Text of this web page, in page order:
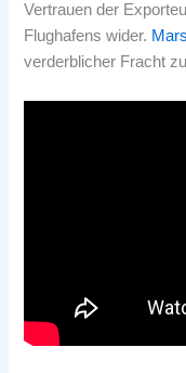
Vertrauen der
Flughafens wider.
verderblicher Fracht